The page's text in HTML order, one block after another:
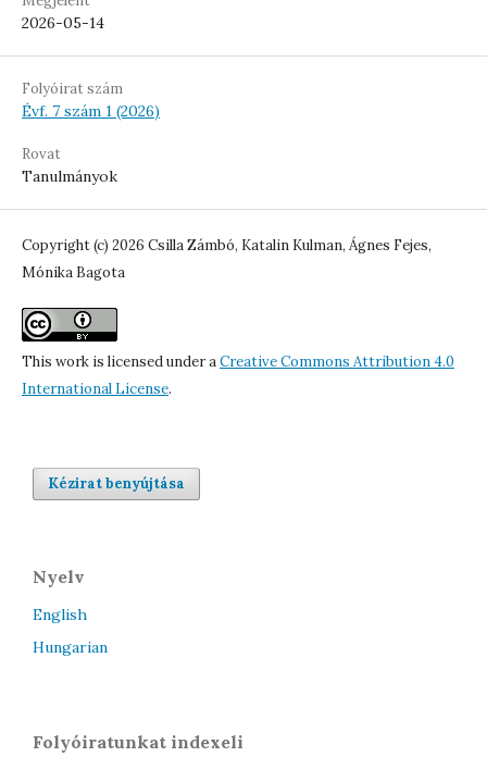
2026-05-14
Folyóirat szám
Évf. 7 szám 1 (2026)
Rovat
Tanulmányok
Copyright (c) 2026 Csilla Zámbó, Katalin Kulman, Ágnes Fejes,
Mónika Bagota
This work is licensed under aCreative Commons Attribution 4.0
International License.
Kézirat benyújtása
Nyelv
English
Hungarian
Folyóiratunkat indexeli